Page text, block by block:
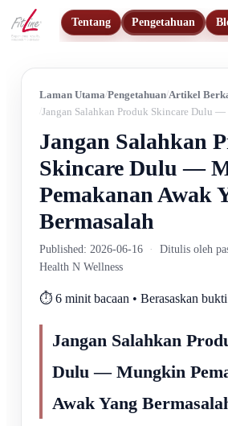
Tentang Pengetahuan
Laman Utama Pengetahuan Artikel
Jangan Salahkan Produk Skincare Dulu
Jangan Salahkan
Skincare Dulu —
Pemakanan Awak
Bermasalah
Published: 2026-06-16 ·
Ditulis oleh
Health N Wellness
⏱️ 6 minit bacaan • Berasaskan bukti
Jangan Salahkan
Dulu — Mungkin
Awak Yang